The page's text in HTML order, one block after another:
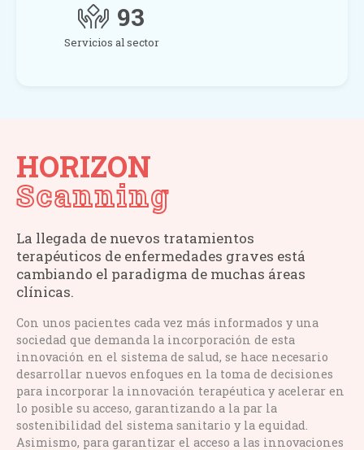
93
Servicios al sector
HORIZON
Scanning
La llegada de nuevos tratamientos
terapéuticos de enfermedades graves está
cambiando el paradigma de muchas áreas
clínicas.
Con unos pacientes cada vez más informados y una
sociedad que demanda la incorporación de esta
innovación en el sistema de salud, se hace necesario
desarrollar nuevos enfoques en la toma de decisiones
para incorporar la innovación terapéutica y acelerar en
lo posible su acceso, garantizando a la par la
sostenibilidad del sistema sanitario y la equidad.
Asimismo, para garantizar el acceso a las innovaciones